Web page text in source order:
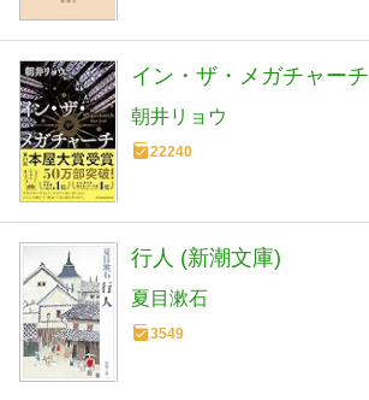
イン・ザ・メガチャーチ
朝井リョウ
22240
行人 (新潮文庫)
夏目漱石
3549